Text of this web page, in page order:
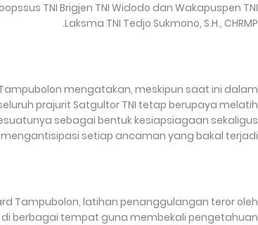
TNI Brigjen TNI Widodo dan Wakapuspen TNI
Laksma TNI Tedjo Sukmono, S.H., CHRMP.
mengatakan, meskipun saat ini dalam
prajurit Satgultor TNI tetap berupaya melatih
sebagai bentuk kesiapsiagaan sekaligus
mengantisipasi setiap ancaman yang bakal terjadi.
Tampubolon, latihan penanggulangan teror oleh
berbagai tempat guna membekali pengetahuan